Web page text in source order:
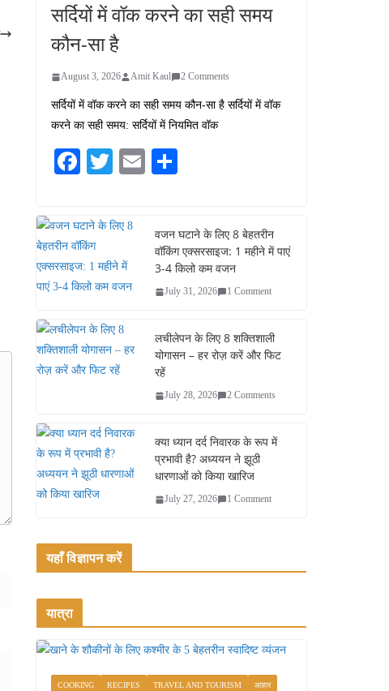
16 ज़रूरी कीबोर्ड शॉर्टकट्स
जो आपकी उत्पादकता को
दोगुना कर देंगे
सर्दियों में वॉक करने का सही समय
कौन-सा है
August 3, 2026 Amit Kaul 2 Comments
सर्दियों में वॉक करने का सही समय कौन-सा है सर्दियों में वॉक
करने का सही समय: सर्दियों में नियमित वॉक
Fa
bo
ok
T
tte
r
E
वजन घटाने के लिए 8 बेहतरीन
वॉकिंग एक्सरसाइज: 1 महीने में पाएं
3-4 किलो कम वजन
July 31, 2026 1 Comment
लचीलेपन के लिए 8 शक्तिशाली
योगासन – हर रोज़ करें और फिट
रहें
July 28, 2026 2 Comments
क्या ध्यान दर्द निवारक के रूप में
प्रभावी है? अध्ययन ने झूठी
धारणाओं को किया खारिज
July 27, 2026 1 Comment
यहाँ विज्ञापन करें
यात्रा
COOKING RECIPES TRAVEL AND TOURISM आहार